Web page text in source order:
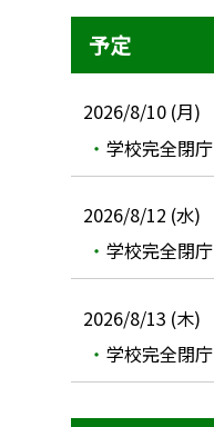
予定
2026/8/10 (月)
学校完全閉庁
2026/8/12 (水)
学校完全閉庁
2026/8/13 (木)
学校完全閉庁